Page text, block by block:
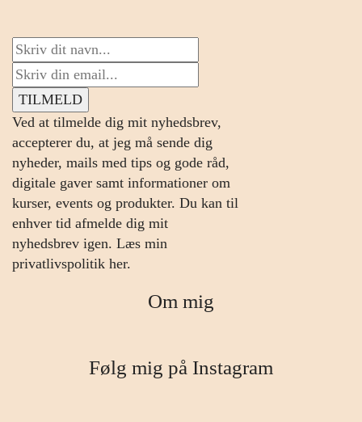
Ved at tilmelde dig mit nyhedsbrev,
accepterer du, at jeg må sende dig
nyheder, mails med tips og gode råd,
digitale gaver samt informationer om
kurser, events og produkter. Du kan til
enhver tid afmelde dig mit
nyhedsbrev igen. Læs min
privatlivspolitik her.
Om mig
Følg mig på Instagram